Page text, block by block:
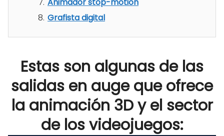
Grafista digital
Estas son algunas de las
salidas en auge que ofrece
la animación 3D y el sector
de los videojuegos: